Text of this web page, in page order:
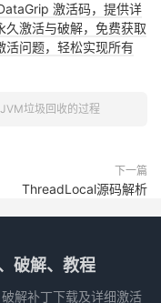
激活码，提供详
久激活与破解，免费获取
问题，轻松实现所有
JVM垃圾回收的过程
下一篇
ThreadLocal源码解析
破解、教程
解补丁下载及详细激活